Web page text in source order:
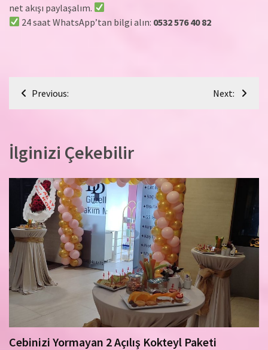
net akışı paylaşalım.
24 saat WhatsApp’tan bilgi alın: 0532 576 40 82
Yazı
gezinmesi
Previous: Next:
İlginizi Çekebilir
Cebinizi Yormayan 2 Açılış Kokteyl Paketi